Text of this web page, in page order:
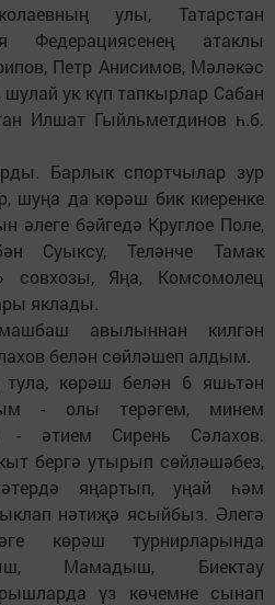
улы, Татарстан
Федерациясенең атаклы
Петр Анисимов, Мәләкәс
ук күп тапкырлар Сабан
Илшат Гыйльметдинов һ.б.
Барлык спортчылар зур
шуңа да көрәш бик киеренке
әлеге бәйгедә Круглое Поле,
Суыксу, Теләнче Тамак
совхозы, Яңа, Комсомолец
яклады.
авылыннан килгән
белән сөйләшеп алдым.
көрәш белән 6 яшьтән
- олы терәгем, минем
- әтием Сирень Сәлахов.
бергә утырып сөйләшәбез,
яңартып, уңай һәм
нәтиҗә ясыйбыз. Әлегә
көрәш турнирларында
Мамадыш, Биектау
үз көчемне сынап